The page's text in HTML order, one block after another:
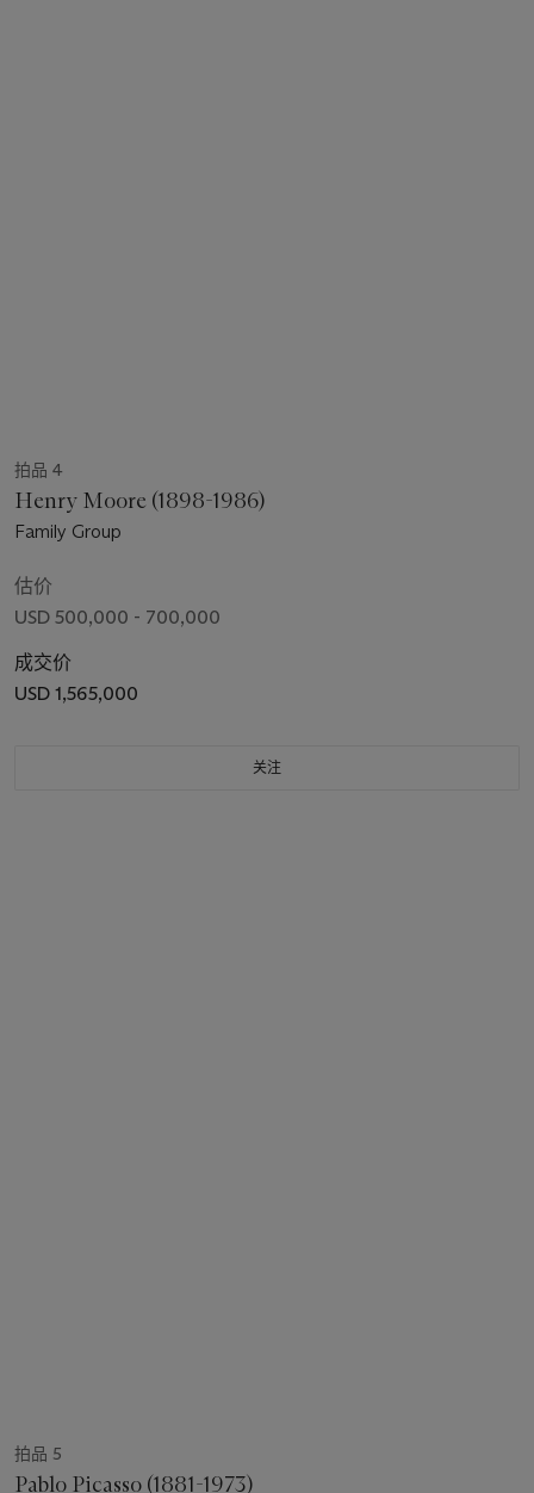
拍品 4
Henry Moore (1898-1986)
Family Group
估价
USD 500,000 - 700,000
成交价
USD 1,565,000
关注
拍品 5
Pablo Picasso (1881-1973)